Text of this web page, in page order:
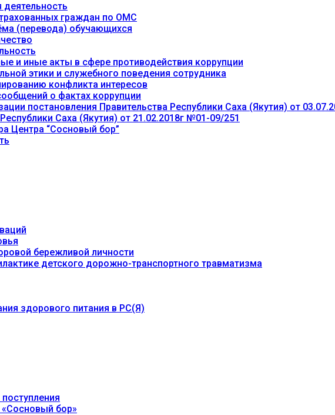
граждан по ОМС
(перевода) обучающихся
и иные акты в сфере противодействия коррупции
этики и служебного поведения сотрудника
конфликта интересов
о фактах коррупции
постановления Правительства Республики Саха (Якутия) от
Саха (Якутия) от 21.02.2018г №01-09/251
Центра “Сосновый бор”
бережливой личности
детского дорожно-транспортного травматизма
здорового питания в РС(Я)
«Сосновый бор»